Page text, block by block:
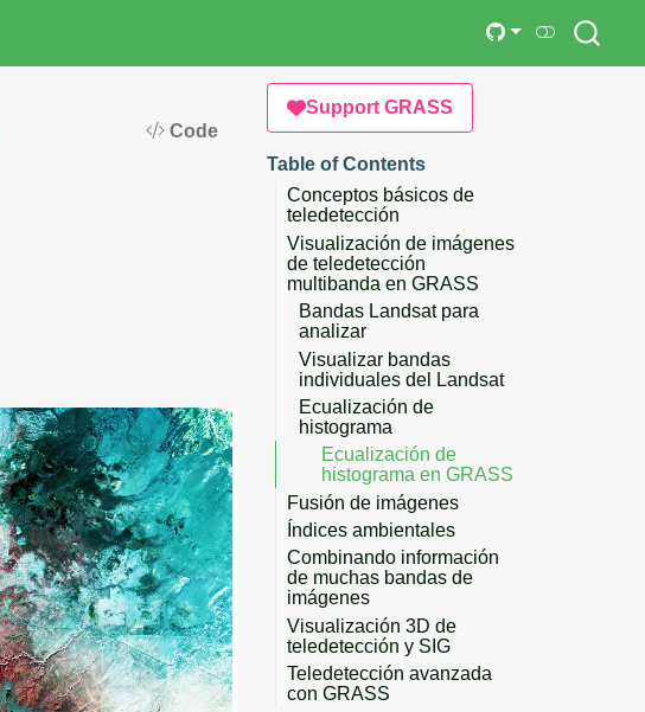
Support GRASS
Table of Contents
Conceptos básicos de
teledetección
Visualización de imágenes
de teledetección
multibanda en GRASS
Bandas Landsat para
analizar
Visualizar bandas
individuales del Landsat
Ecualización de
histograma
Ecualización de
histograma en GRASS
Fusión de imágenes
Índices ambientales
Combinando información
de muchas bandas de
imágenes
Visualización 3D de
teledetección y SIG
Teledetección avanzada
con GRASS
Code